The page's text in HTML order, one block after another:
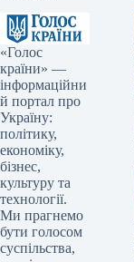
«Голос
країни» —
інформаційни
й портал про
Україну:
політику,
економіку,
бізнес,
культуру та
технології.
Ми прагнемо
бути голосом
суспільства,